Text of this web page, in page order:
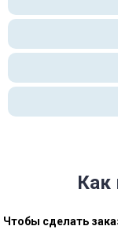
Как
Чтобы сделать